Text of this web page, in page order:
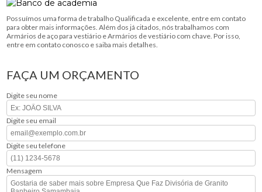
Possuímos uma forma de trabalho Qualificada e excelente, entre em contato
para obter mais informações. Além dos já citados, nós trabalhamos com
Armários de aço para vestiário e Armários de vestiário com chave. Por isso,
entre em contato conosco e saiba mais detalhes.
FAÇA UM ORÇAMENTO
Digite seu nome
Digite seu email
Digite seu telefone
Mensagem